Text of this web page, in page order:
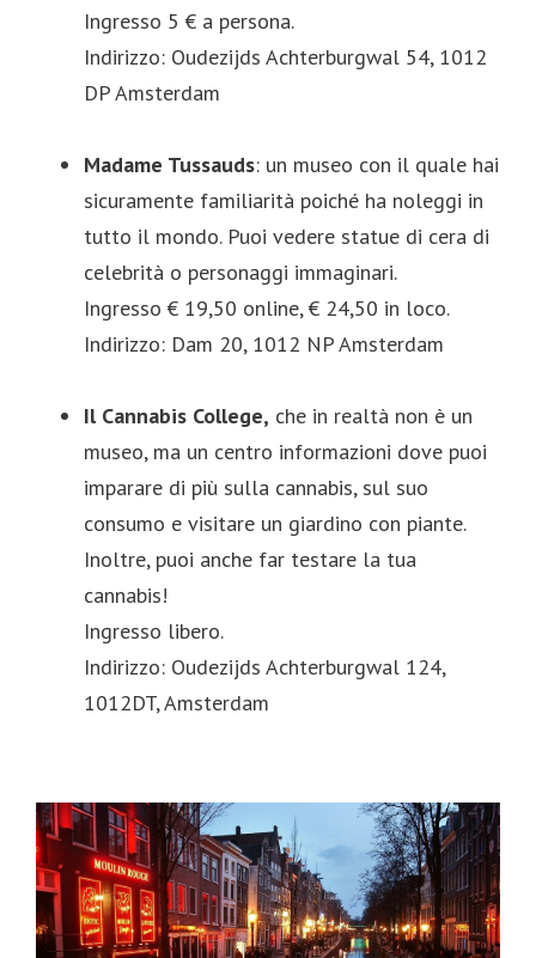
Ingresso 5 € a persona.
Indirizzo: Oudezijds Achterburgwal 54, 1012
DP Amsterdam
Madame Tussauds: un museo con il quale hai
sicuramente familiarità poiché ha noleggi in
tutto il mondo. Puoi vedere statue di cera di
celebrità o personaggi immaginari.
Ingresso € 19,50 online, € 24,50 in loco.
Indirizzo: Dam 20, 1012 NP Amsterdam
Il Cannabis College, che in realtà non è un
museo, ma un centro informazioni dove puoi
imparare di più sulla cannabis, sul suo
consumo e visitare un giardino con piante.
Inoltre, puoi anche far testare la tua
cannabis!
Ingresso libero.
Indirizzo: Oudezijds Achterburgwal 124,
1012DT, Amsterdam